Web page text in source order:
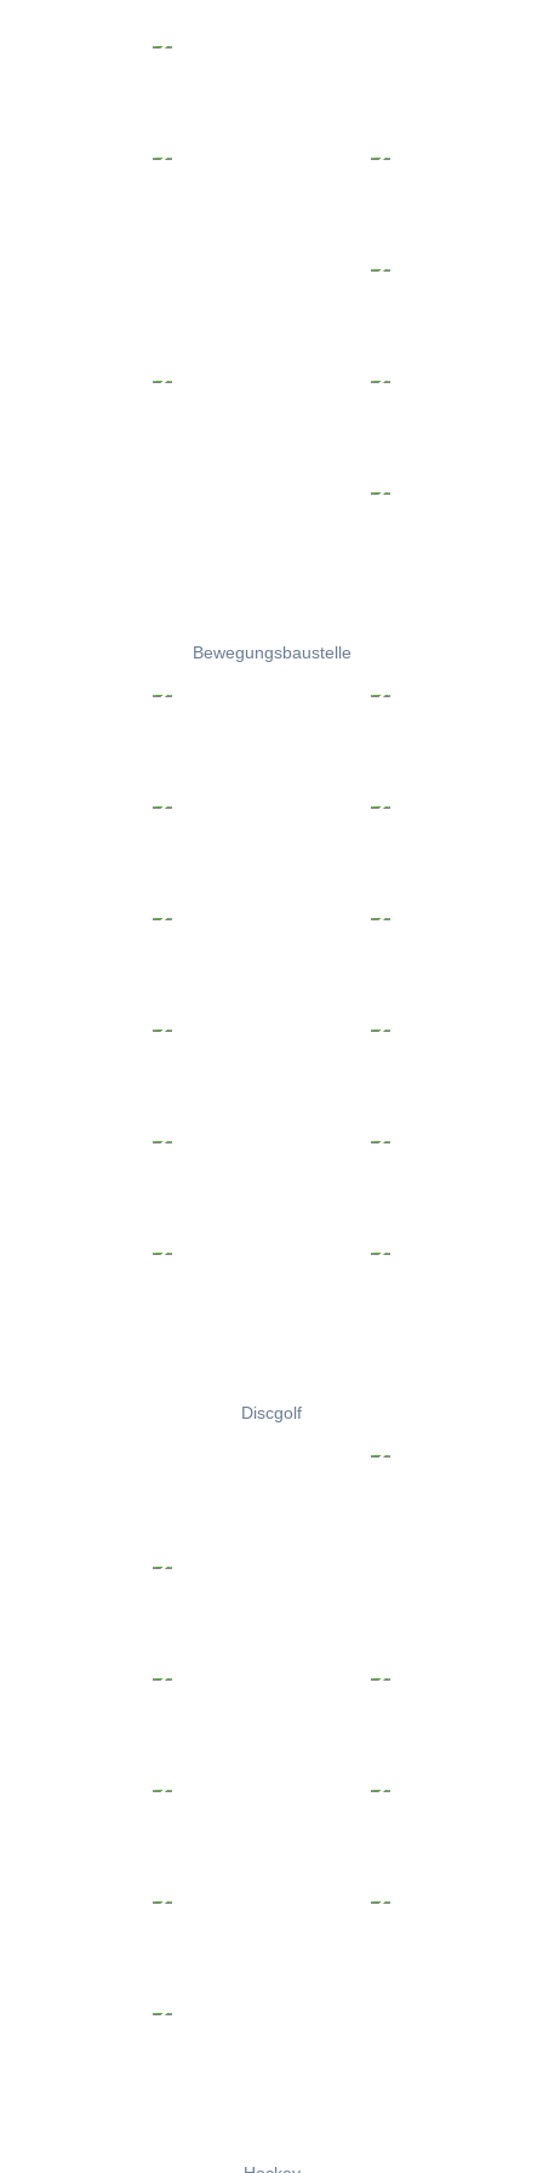
Bewegungsbaustelle
Discgolf